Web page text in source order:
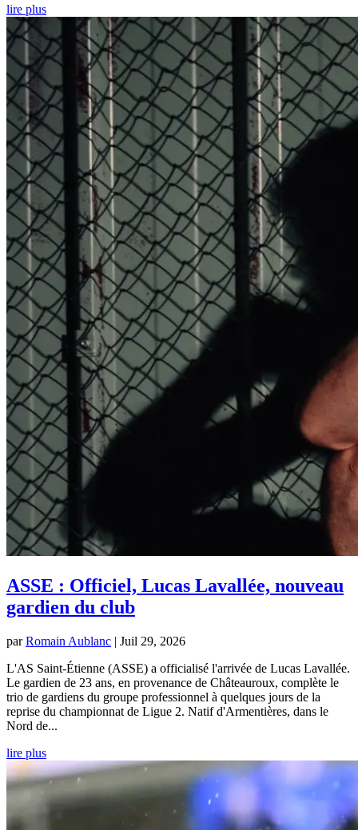
lire plus
ASSE : Officiel, Lucas Lavallée, nouveau
gardien du club
parRomain Aublanc | Juil 29, 2026
L'AS Saint-Étienne (ASSE) a officialisé l'arrivée de Lucas Lavallée.
Le gardien de 23 ans, en provenance de Châteauroux, complète le
trio de gardiens du groupe professionnel à quelques jours de la
reprise du championnat de Ligue 2. Natif d'Armentières, dans le
Nord de...
lire plus